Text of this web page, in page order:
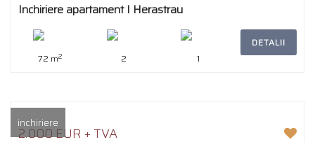
Inchiriere apartament I Herastrau
72 m2 2 1
DETALII
inchiriere
2.000 EUR + TVA